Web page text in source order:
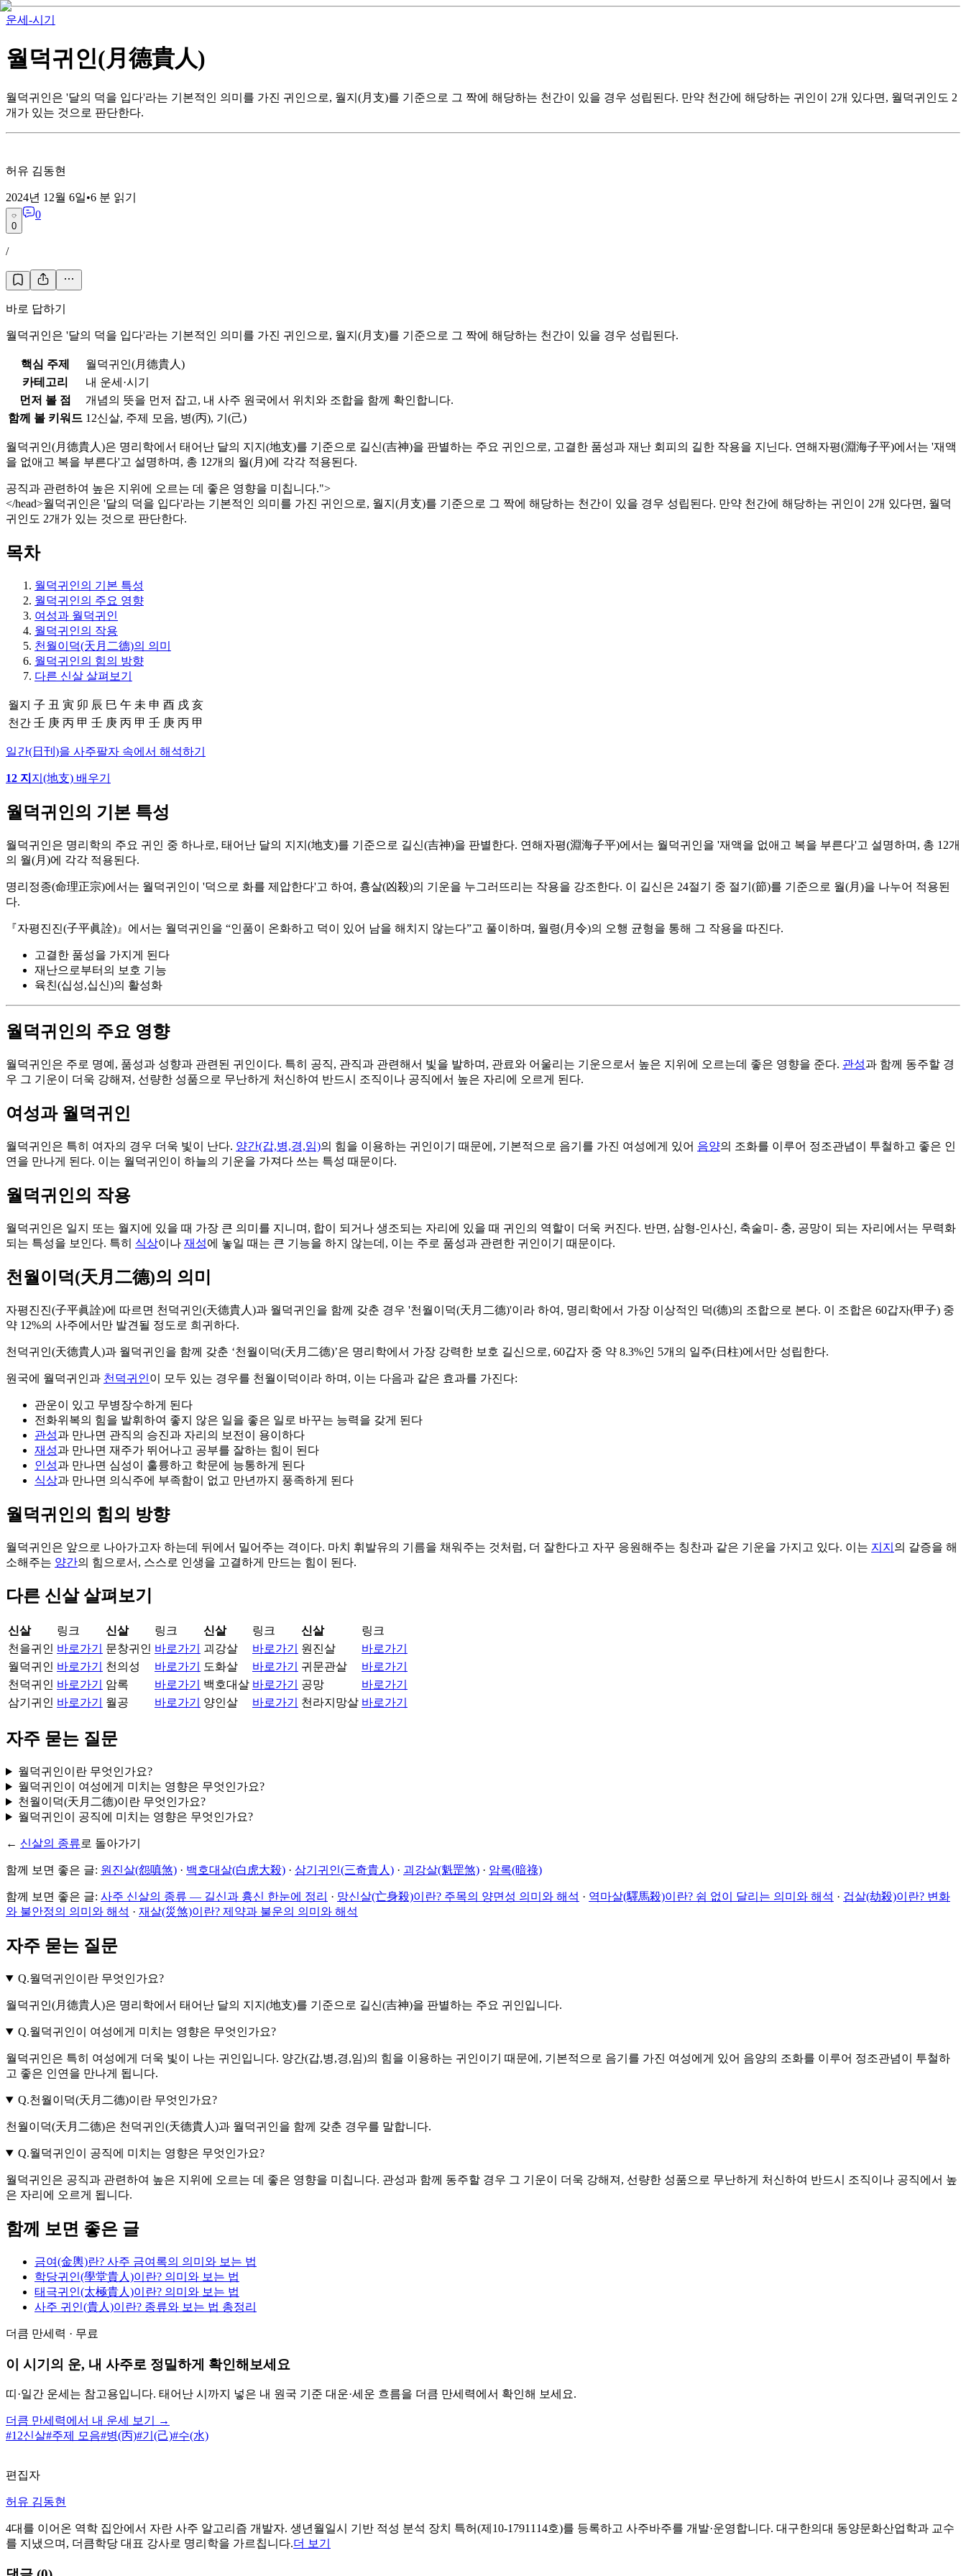
운세-시기
월덕귀인(月德貴人)
월덕귀인은 '달의 덕을 입다'라는 기본적인 의미를 가진 귀인으로, 월지(月支)를 기준으로 그 짝에 해당하는 천간이 있을 경우 성립된다. 만약 천간에 해당하는 귀인이 2개 있다면, 월덕귀인도 2
개가 있는 것으로 판단한다.
허유 김동현
2024년 12월 6일•6 분 읽기
0
0
/
바로 답하기
월덕귀인은 '달의 덕을 입다'라는 기본적인 의미를 가진 귀인으로, 월지(月支)를 기준으로 그 짝에 해당하는 천간이 있을 경우 성립된다.
핵심 주제
월덕귀인(月德貴人)
카테고리
내 운세·시기
먼저 볼 점
개념의 뜻을 먼저 잡고, 내 사주 원국에서 위치와 조합을 함께 확인합니다.
함께 볼 키워드 12신살, 주제 모음, 병(丙), 기(己)
월덕귀인(月德貴人)은 명리학에서 태어난 달의 지지(地支)를 기준으로 길신(吉神)을 판별하는 주요 귀인으로, 고결한 품성과 재난 회피의 길한 작용을 지닌다. 연해자평(淵海子平)에서는 '재액
을 없애고 복을 부른다'고 설명하며, 총 12개의 월(月)에 각각 적용된다.
공직과 관련하여 높은 지위에 오르는 데 좋은 영향을 미칩니다.">
</head>월덕귀인은 '달의 덕을 입다'라는 기본적인 의미를 가진 귀인으로, 월지(月支)를 기준으로 그 짝에 해당하는 천간이 있을 경우 성립된다. 만약 천간에 해당하는 귀인이 2개 있다면, 월덕
귀인도 2개가 있는 것으로 판단한다.
목차
월덕귀인의 기본 특성
월덕귀인의 주요 영향
여성과 월덕귀인
월덕귀인의 작용
천월이덕(天月二德)의 의미
월덕귀인의 힘의 방향
다른 신살 살펴보기
월지 子 丑 寅 卯 辰 巳 午 未 申 酉 戌 亥
천간 壬 庚 丙 甲 壬 庚 丙 甲 壬 庚 丙 甲
일간(日刊)을 사주팔자 속에서 해석하기
12 지 지(地支) 배우기
월덕귀인의 기본 특성
월덕귀인은 명리학의 주요 귀인 중 하나로, 태어난 달의 지지(地支)를 기준으로 길신(吉神)을 판별한다. 연해자평(淵海子平)에서는 월덕귀인을 '재액을 없애고 복을 부른다'고 설명하며, 총 12개
의 월(月)에 각각 적용된다.
명리정종(命理正宗)에서는 월덕귀인이 '덕으로 화를 제압한다'고 하여, 흉살(凶殺)의 기운을 누그러뜨리는 작용을 강조한다. 이 길신은 24절기 중 절기(節)를 기준으로 월(月)을 나누어 적용된
다.
『자평진진(子平眞詮)』에서는 월덕귀인을 “인품이 온화하고 덕이 있어 남을 해치지 않는다”고 풀이하며, 월령(月令)의 오행 균형을 통해 그 작용을 따진다.
고결한 품성을 가지게 된다
재난으로부터의 보호 기능
육친(십성,십신)의 활성화
월덕귀인의 주요 영향
월덕귀인은 주로 명예, 품성과 성향과 관련된 귀인이다. 특히 공직, 관직과 관련해서 빛을 발하며, 관료와 어울리는 기운으로서 높은 지위에 오르는데 좋은 영향을 준다. 관성과 함께 동주할 경
우 그 기운이 더욱 강해져, 선량한 성품으로 무난하게 처신하여 반드시 조직이나 공직에서 높은 자리에 오르게 된다.
여성과 월덕귀인
월덕귀인은 특히 여자의 경우 더욱 빛이 난다. 양간(갑,병,경,임)의 힘을 이용하는 귀인이기 때문에, 기본적으로 음기를 가진 여성에게 있어 음양의 조화를 이루어 정조관념이 투철하고 좋은 인
연을 만나게 된다. 이는 월덕귀인이 하늘의 기운을 가져다 쓰는 특성 때문이다.
월덕귀인의 작용
월덕귀인은 일지 또는 월지에 있을 때 가장 큰 의미를 지니며, 합이 되거나 생조되는 자리에 있을 때 귀인의 역할이 더욱 커진다. 반면, 삼형-인사신, 축술미- 충, 공망이 되는 자리에서는 무력화
되는 특성을 보인다. 특히 식상이나 재성에 놓일 때는 큰 기능을 하지 않는데, 이는 주로 품성과 관련한 귀인이기 때문이다.
천월이덕(天月二德)의 의미
자평진진(子平眞詮)에 따르면 천덕귀인(天德貴人)과 월덕귀인을 함께 갖춘 경우 '천월이덕(天月二德)'이라 하여, 명리학에서 가장 이상적인 덕(德)의 조합으로 본다. 이 조합은 60갑자(甲子) 중
약 12%의 사주에서만 발견될 정도로 희귀하다.
천덕귀인(天德貴人)과 월덕귀인을 함께 갖춘 ‘천월이덕(天月二德)’은 명리학에서 가장 강력한 보호 길신으로, 60갑자 중 약 8.3%인 5개의 일주(日柱)에서만 성립한다.
원국에 월덕귀인과 천덕귀인이 모두 있는 경우를 천월이덕이라 하며, 이는 다음과 같은 효과를 가진다:
관운이 있고 무병장수하게 된다
전화위복의 힘을 발휘하여 좋지 않은 일을 좋은 일로 바꾸는 능력을 갖게 된다
관성과 만나면 관직의 승진과 자리의 보전이 용이하다
재성과 만나면 재주가 뛰어나고 공부를 잘하는 힘이 된다
인성과 만나면 심성이 훌륭하고 학문에 능통하게 된다
식상과 만나면 의식주에 부족함이 없고 만년까지 풍족하게 된다
월덕귀인의 힘의 방향
월덕귀인은 앞으로 나아가고자 하는데 뒤에서 밀어주는 격이다. 마치 휘발유의 기름을 채워주는 것처럼, 더 잘한다고 자꾸 응원해주는 칭찬과 같은 기운을 가지고 있다. 이는 지지 의 갈증을 해
소해주는 양간의 힘으로서, 스스로 인생을 고결하게 만드는 힘이 된다.
다른 신살 살펴보기
신살 링크 신살 링크 신살 링크 신살
링크
천을귀인 바로가기 문창귀인 바로가기 괴강살 바로가기 원진살
바로가기
월덕귀인 바로가기 천의성 바로가기 도화살 바로가기 귀문관살
바로가기
천덕귀인 바로가기 암록 바로가기 백호대살 바로가기 공망
바로가기
삼기귀인 바로가기 월공 바로가기 양인살 바로가기 천라지망살 바로가기
자주 묻는 질문
월덕귀인이란 무엇인가요?
월덕귀인이 여성에게 미치는 영향은 무엇인가요?
천월이덕(天月二德)이란 무엇인가요?
월덕귀인이 공직에 미치는 영향은 무엇인가요?
← 신살의 종류로 돌아가기
함께 보면 좋은 글: 원진살(怨嗔煞) · 백호대살(白虎大殺) · 삼기귀인(三奇貴人) · 괴강살(魁罡煞) · 암록(暗祿)
함께 보면 좋은 글: 사주 신살의 종류 — 길신과 흉신 한눈에 정리 · 망신살(亡身殺)이란? 주목의 양면성 의미와 해석 · 역마살(驛馬殺)이란? 쉼 없이 달리는 의미와 해석 · 겁살(劫殺)이란? 변화
와 불안정의 의미와 해석 · 재살(災煞)이란? 제약과 불운의 의미와 해석
자주 묻는 질문
Q.월덕귀인이란 무엇인가요?
월덕귀인(月德貴人)은 명리학에서 태어난 달의 지지(地支)를 기준으로 길신(吉神)을 판별하는 주요 귀인입니다.
Q.월덕귀인이 여성에게 미치는 영향은 무엇인가요?
월덕귀인은 특히 여성에게 더욱 빛이 나는 귀인입니다. 양간(갑,병,경,임)의 힘을 이용하는 귀인이기 때문에, 기본적으로 음기를 가진 여성에게 있어 음양의 조화를 이루어 정조관념이 투철하
고 좋은 인연을 만나게 됩니다.
Q.천월이덕(天月二德)이란 무엇인가요?
천월이덕(天月二德)은 천덕귀인(天德貴人)과 월덕귀인을 함께 갖춘 경우를 말합니다.
Q.월덕귀인이 공직에 미치는 영향은 무엇인가요?
월덕귀인은 공직과 관련하여 높은 지위에 오르는 데 좋은 영향을 미칩니다. 관성과 함께 동주할 경우 그 기운이 더욱 강해져, 선량한 성품으로 무난하게 처신하여 반드시 조직이나 공직에서 높
은 자리에 오르게 됩니다.
함께 보면 좋은 글
금여(金輿)란? 사주 금여록의 의미와 보는 법
학당귀인(學堂貴人)이란? 의미와 보는 법
태극귀인(太極貴人)이란? 의미와 보는 법
사주 귀인(貴人)이란? 종류와 보는 법 총정리
더큼 만세력 · 무료
이 시기의 운, 내 사주로 정밀하게 확인해보세요
띠·일간 운세는 참고용입니다. 태어난 시까지 넣은 내 원국 기준 대운·세운 흐름을 더큼 만세력에서 확인해 보세요.
더큼 만세력에서 내 운세 보기 →
#12신살#주제 모음#병(丙)#기(己)#수(水)
편집자
허유 김동현
4대를 이어온 역학 집안에서 자란 사주 알고리즘 개발자. 생년월일시 기반 적성 분석 장치 특허(제10-1791114호)를 등록하고 사주바주를 개발·운영합니다. 대구한의대 동양문화산업학과 교수
를 지냈으며, 더큼학당 대표 강사로 명리학을 가르칩니다.더 보기